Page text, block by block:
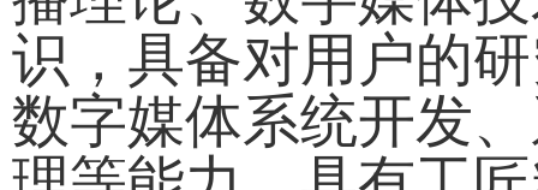
识，具备对用户的
数字媒体系统开发